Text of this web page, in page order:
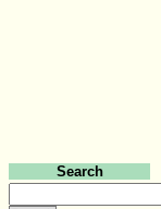
Search